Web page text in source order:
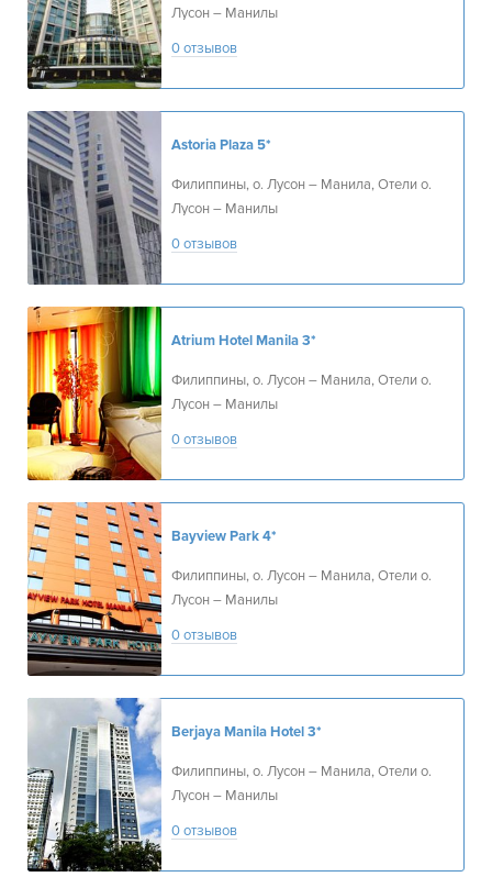
Лусон – Манилы
0 отзывов
Astoria Plaza5*
Филиппины, о. Лусон – Манила, Отели о.
Лусон – Манилы
0 отзывов
Atrium Hotel Manila3*
Филиппины, о. Лусон – Манила, Отели о.
Лусон – Манилы
0 отзывов
Bayview Park4*
Филиппины, о. Лусон – Манила, Отели о.
Лусон – Манилы
0 отзывов
Berjaya Manila Hotel3*
Филиппины, о. Лусон – Манила, Отели о.
Лусон – Манилы
0 отзывов